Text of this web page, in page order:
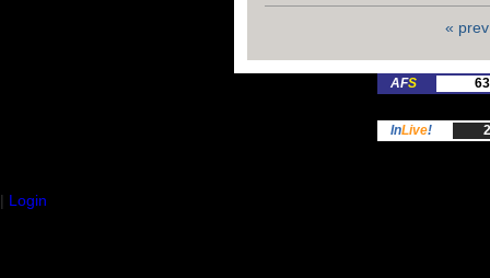
« prev
AFS
InLive!
| Login